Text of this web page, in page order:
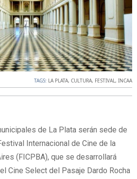
TAGS: LA PLATA, CULTURA, FESTIVAL, INCAA
de La Plata serán sede de
Internacional de Cine de la
(FICPBA), que se desarrollará
Cine Select del Pasaje Dardo Rocha